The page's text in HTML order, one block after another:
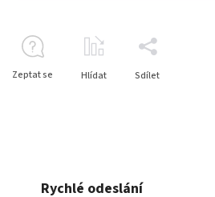
Zeptat se Hlídat Sdílet
Rychlé odeslání